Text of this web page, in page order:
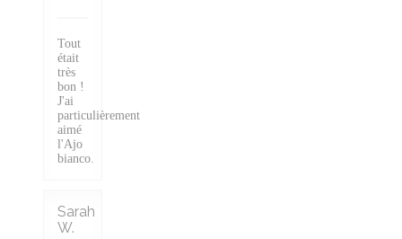
Tout
était
très
bon !
J'ai
particulièrement
aimé
l'Ajo
bianco.
Sarah
W